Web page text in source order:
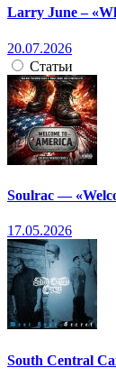
Larry June –
20.07.2026
Статьи
Soulrac —
17.05.2026
South Central